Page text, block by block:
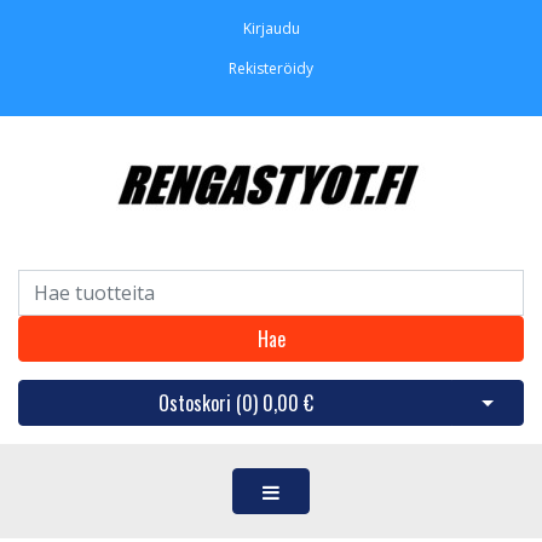
Kirjaudu
Rekisteröidy
Hae
Ostoskori (0) 0,00 € Avaa